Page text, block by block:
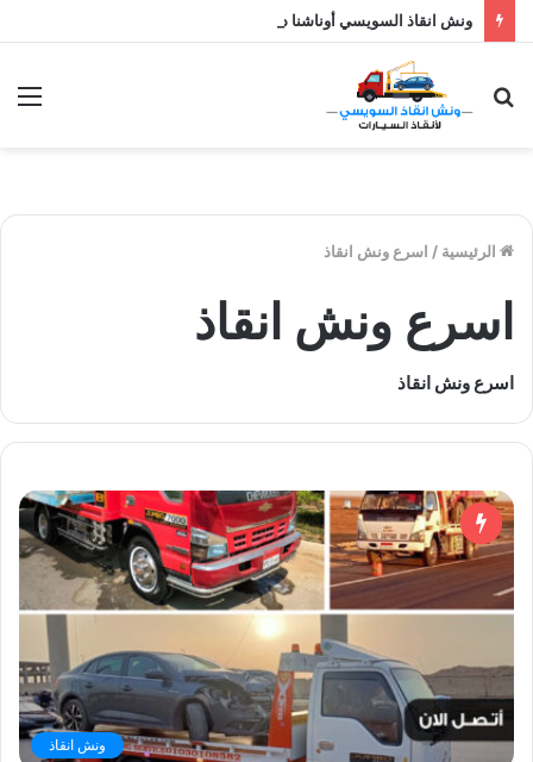
الرئيسية / اسرع ونش انقاذ
اسرع ونش انقاذ
اسرع ونش انقاذ
ونش انقاذ